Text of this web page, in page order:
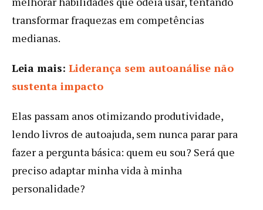
transformar fraquezas em competências
medianas.
Leia mais: Liderança sem autoanálise não
sustenta impacto
Elas passam anos otimizando produtividade,
lendo livros de autoajuda, sem nunca parar para
fazer a pergunta básica: quem eu sou? Será que
preciso adaptar minha vida à minha
personalidade?